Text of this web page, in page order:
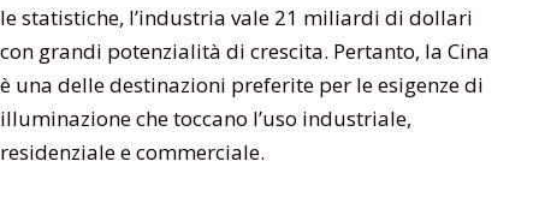
le statistiche, l’industria vale 21 miliardi di dollari
con grandi potenzialità di crescita. Pertanto, la Cina
è una delle destinazioni preferite per le esigenze di
illuminazione che toccano l’uso industriale,
residenziale e commerciale.